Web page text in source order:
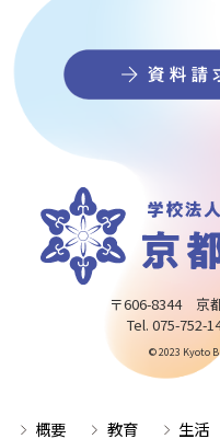
〒606-8344 京
Tel. 075-752-
© 2023 Kyoto
概要 教育 生活